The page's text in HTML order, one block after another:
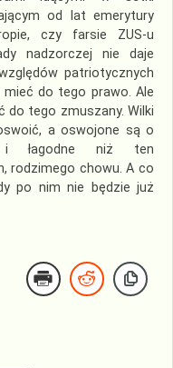
od lat emerytury
czy farsie ZUS-u
nadzorczej nie daje
patriotycznych
do tego prawo. Ale
do tego zmuszany. Wilki
a oswojone są o
i łagodne niż ten
rodzimego chowu. A co
po nim nie będzie już